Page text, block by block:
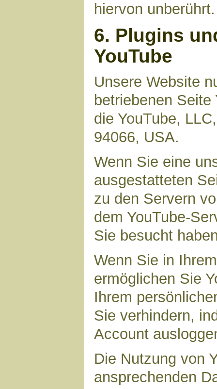
hiervon unberührt.
6. Plugins
YouTube
Unsere Website
betriebenen
die YouTube,
94066, USA.
Wenn Sie eine
ausgestatteten
zu den Servern
dem YouTube-
Sie besucht
Wenn Sie in
ermöglichen Sie
Ihrem
Sie verhindern,
Account
Die Nutzung von
ansprechenden